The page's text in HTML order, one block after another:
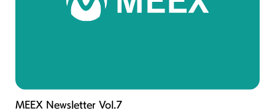
MEEX Newsletter Vol.7